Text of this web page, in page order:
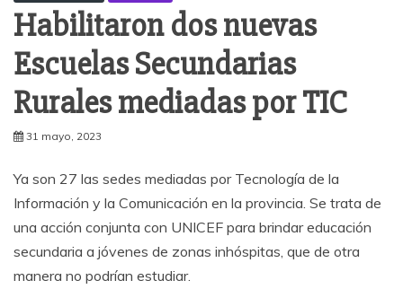
Habilitaron dos nuevas
Escuelas Secundarias
Rurales mediadas por TIC
31 mayo, 2023
Ya son 27 las sedes mediadas por Tecnología de la
Información y la Comunicación en la provincia. Se trata de
una acción conjunta con UNICEF para brindar educación
secundaria a jóvenes de zonas inhóspitas, que de otra
manera no podrían estudiar.